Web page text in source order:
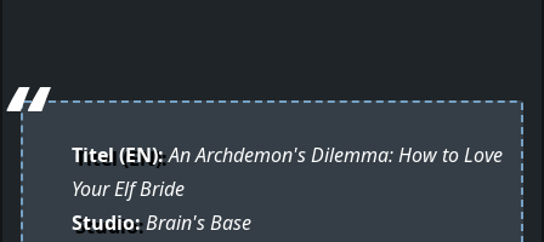
Titel (EN):An Archdemon's Dilemma: How to Love
Your Elf Bride
Studio:Brain's Base